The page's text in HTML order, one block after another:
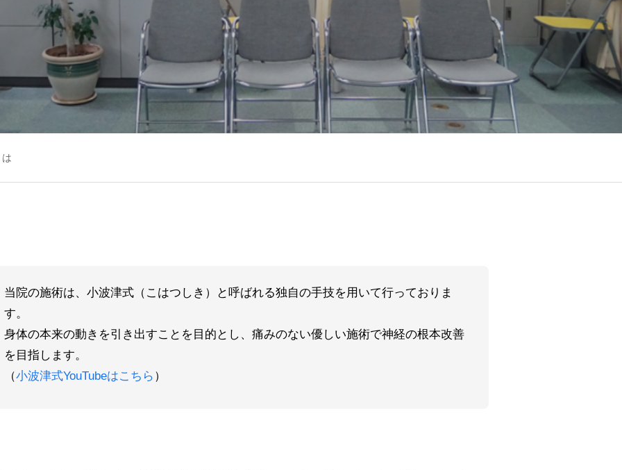
当院の施術は、小波津式（こはつしき）と呼ばれる独自の手技を用いて行っておりま
す。
身体の本来の動きを引き出すことを目的とし、痛みのない優しい施術で神経の根本改善
を目指します。
（小波津式YouTubeはこちら ）